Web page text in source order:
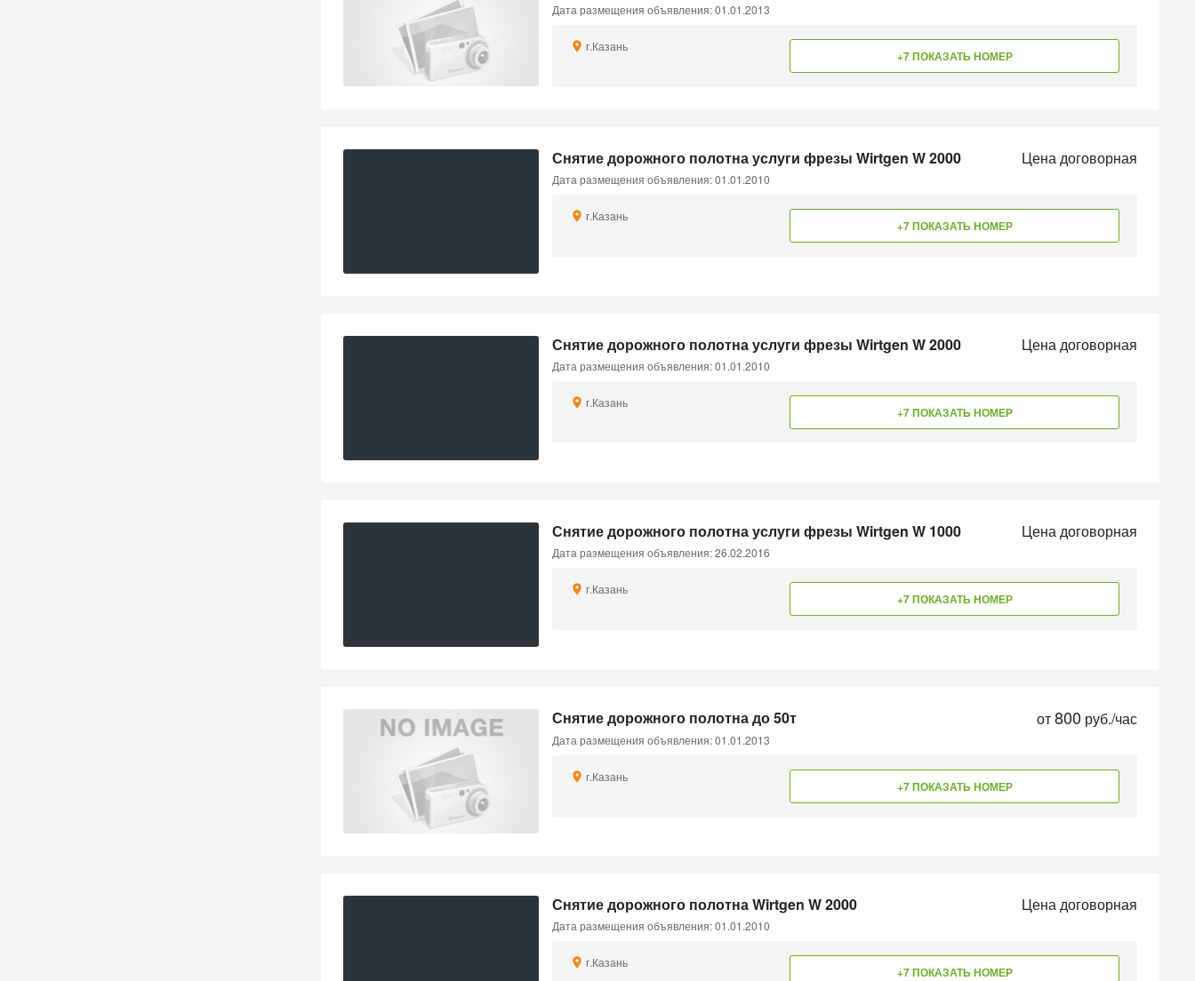
Дата размещения объявления: 01.01.2013
г.Казань
+7 ПОКАЗАТЬ НОМЕР
Снятие дорожного полотна услуги фрезы Wirtgen W 2000 Цена договорная
Дата размещения объявления: 01.01.2010
г.Казань
+7 ПОКАЗАТЬ НОМЕР
Снятие дорожного полотна услуги фрезы Wirtgen W 2000 Цена договорная
Дата размещения объявления: 01.01.2010
г.Казань
+7 ПОКАЗАТЬ НОМЕР
Снятие дорожного полотна услуги фрезы Wirtgen W 1000 Цена договорная
Дата размещения объявления: 26.02.2016
г.Казань
+7 ПОКАЗАТЬ НОМЕР
Снятие дорожного полотна до 50т от800 руб./час
Дата размещения объявления: 01.01.2013
г.Казань
+7 ПОКАЗАТЬ НОМЕР
Снятие дорожного полотна Wirtgen W 2000 Цена договорная
Дата размещения объявления: 01.01.2010
г.Казань
+7 ПОКАЗАТЬ НОМЕР